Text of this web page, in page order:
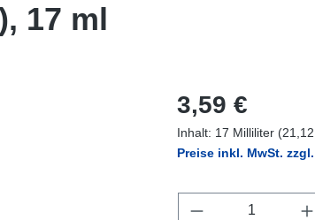
17 ml
Regulärer Preis:
3,59 €
Inhalt: 17 Milliliter
Preise inkl. MwSt.
Produkt